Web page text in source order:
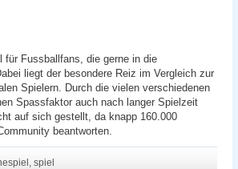
für Fussballfans, die gerne in die
liegt der besondere Reiz im Vergleich zur
Spielern. Durch die vielen verschiedenen
Spassfaktor auch nach langer Spielzeit
auf sich gestellt, da knapp 160.000
beantworten.
, spiel